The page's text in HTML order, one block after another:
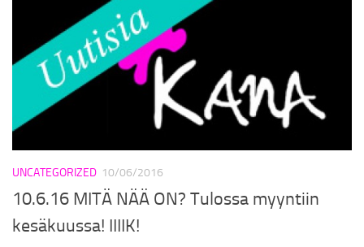
UNCATEGORIZED 10/06/2016
10.6.16 MITÄ NÄÄ ON? Tulossa myyntiin
kesäkuussa! IIIIK!